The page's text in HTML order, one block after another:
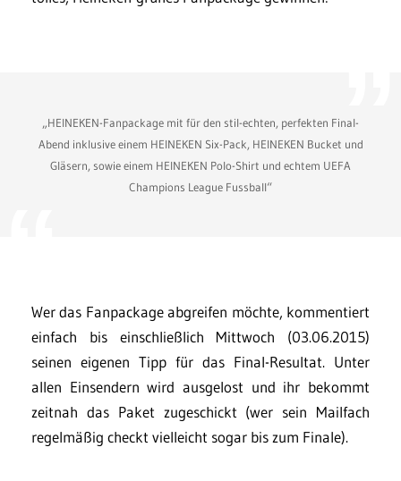
„HEINEKEN-Fanpackage mit für den stil-echten, perfekten Final-
Abend inklusive einem HEINEKEN Six-Pack, HEINEKEN Bucket und
Gläsern, sowie einem HEINEKEN Polo-Shirt und echtem UEFA
Champions League Fussball“
Wer das Fanpackage abgreifen möchte, kommentiert
einfach bis einschließlich Mittwoch (03.06.2015)
seinen eigenen Tipp für das Final-Resultat. Unter
allen Einsendern wird ausgelost und ihr bekommt
zeitnah das Paket zugeschickt (wer sein Mailfach
regelmäßig checkt vielleicht sogar bis zum Finale).